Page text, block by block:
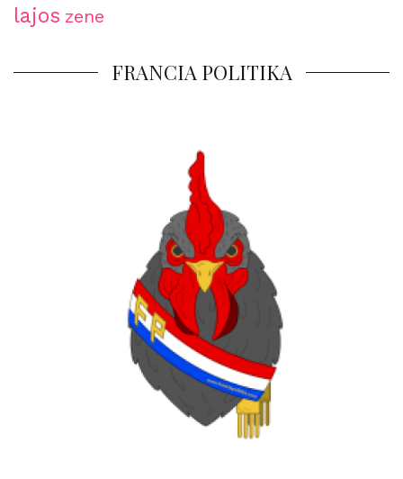
lajos zene
FRANCIA POLITIKA